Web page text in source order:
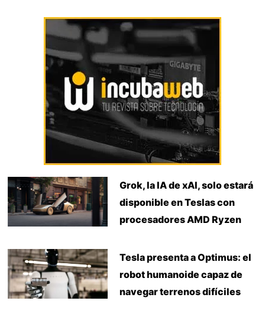
Grok, la IA de xAI, solo estará
disponible en Teslas con
procesadores AMD Ryzen
Tesla presenta a Optimus: el
robot humanoide capaz de
navegar terrenos difíciles